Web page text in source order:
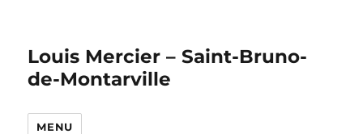
Louis Mercier – Saint-Bruno-
de-Montarville
MENU